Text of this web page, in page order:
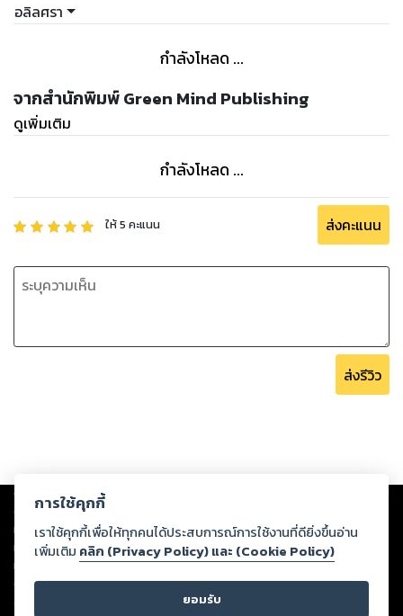
อลิลศรา
กำลังโหลด ...
จากสำนักพิมพ์ Green Mind Publishing
ดูเพิ่มเติม
กำลังโหลด ...
ให้5 คะแนน ส่งคะแนน
ส่งรีวิว
Copyright © 2026
ต่อผลงานหรือเนื้อหาใดที่อัปโหลดผ่านเว็บไซต์และปรากฏว่าละเมิดสิทธิใน
ทรัพย์สินทางปัญญาของบุคคลอื่นหรือขัดต่อกฎหมายและศีลธรรม ดังนั้น ผู้อ่าน
ทุกท่านโปรดใช้วิจารณญาณในการกลั่นกรองด้วยตนเอง และหากท่านพบว่าส่วน
หนึ่งส่วนใดขัดต่อกฎหมายและศีลธรรม กรุณาแจ้งมายังบริษัท เพื่อทีมงานจะได้
ดำเนินการในทันที ทั้งนี้ ทางสตอรี่ล็อกขอสงวนลิขสิทธิ์ตามพระราชบัญญัติ
ลิขสิทธิ์ พ.ศ. 2537 (ฉบับล่าสุด)
การใช้คุกกี้
เราใช้คุกกี้เพื่อให้ทุกคนได้ประสบการณ์การใช้งานที่ดียิ่งขึ้นอ่าน
เพิ่มเติม คลิก (Privacy Policy) และ (Cookie Policy)
ยอมรับ